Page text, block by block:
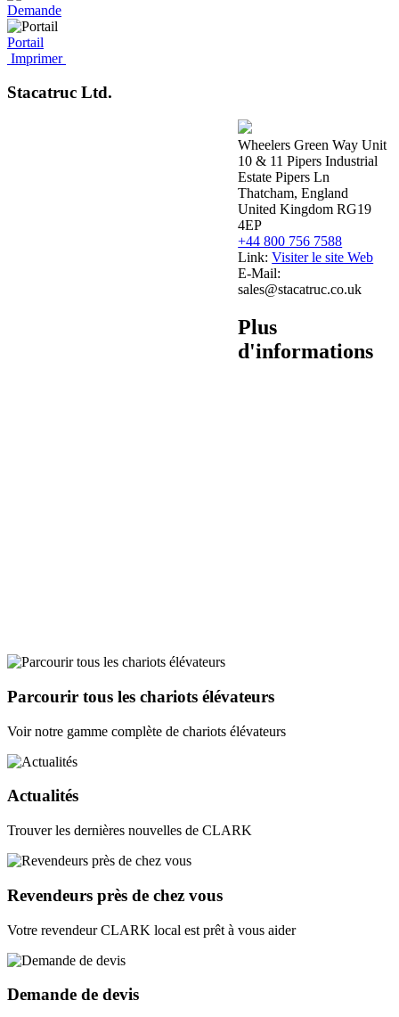
Demande
Portail
Imprimer
Stacatruc Ltd.
Wheelers Green Way Unit
10 & 11 Pipers Industrial
Estate Pipers Ln
Thatcham, England
United Kingdom RG19
4EP
+44 800 756 7588
Link:Visiter le site Web
E-Mail:
sales@stacatruc.co.uk
Plus
d'informations
Parcourir tous les chariots élévateurs
Voir notre gamme complète de chariots élévateurs
Actualités
Trouver les dernières nouvelles de CLARK
Revendeurs près de chez vous
Votre revendeur CLARK local est prêt à vous aider
Demande de devis